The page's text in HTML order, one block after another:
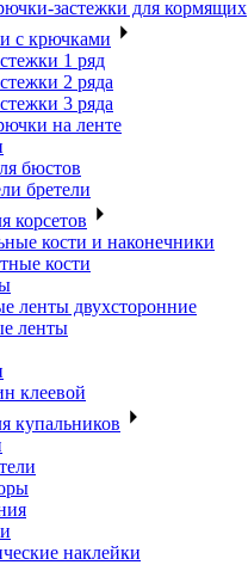
застежки для кормящих
с крючками
1 ряд
2 ряда
3 ряда
на ленте
бюстов
бретели
корсетов
кости и наконечники
кости
ленты двухсторонние
ленты
клеевой
купальников
наклейки